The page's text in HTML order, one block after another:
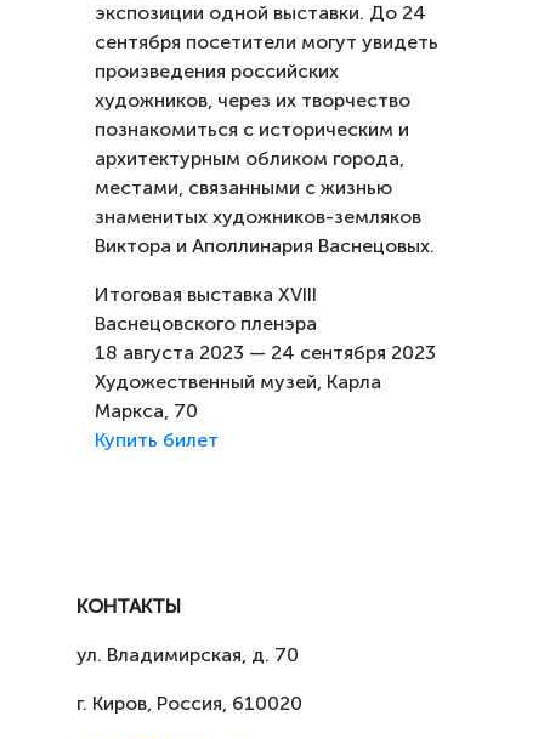
экспозиции одной выставки. До 24
сентября посетители могут увидеть
произведения российских
художников, через их творчество
познакомиться с историческим и
архитектурным обликом города,
местами, связанными с жизнью
знаменитых художников-земляков
Виктора и Аполлинария Васнецовых.
Итоговая выставка XVIII
Васнецовского пленэра
18 августа 2023 — 24 сентября 2023
Художественный музей, Карла
Маркса, 70
Купить билет
КОНТАКТЫ
ул. Владимирская, д. 70
г. Киров, Россия, 610020